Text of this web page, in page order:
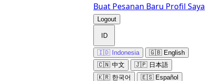
Buat Pesanan Baru Profil Saya
Logout
ID
🇮🇩 Indonesia
🇬🇧 English
🇨🇳 中文
🇯🇵 日本語
🇰🇷 한국어
🇪🇸 Español